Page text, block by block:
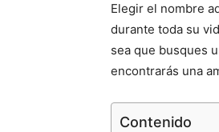
Elegir el nombre
durante toda su
sea que busques
encontrarás una
Contenido